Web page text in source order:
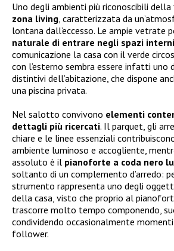
Uno degli ambienti più riconoscibili
zona living, caratterizzata da
lontana dall’eccesso. Le ampie vetrate
naturale di entrare negli spazi interni
comunicazione la casa con il verde
con l’esterno sembra essere infatti uno
distintivi dell’abitazione, che dispone
una piscina privata.
Nel salotto convivono elementi
dettagli più ricercati. Il parquet, gli
chiare e le linee essenziali
ambiente luminoso e accogliente,
assoluto è il pianoforte a coda nero
soltanto di un complemento d’arredo:
strumento rappresenta uno degli
della casa, visto che proprio al
trascorre molto tempo componendo,
condividendo occasionalmente
follower.